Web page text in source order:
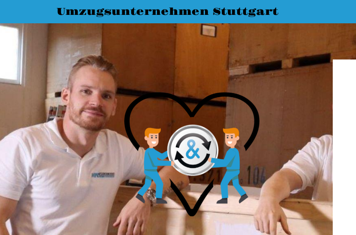
Umzugsunternehmen Stuttgart